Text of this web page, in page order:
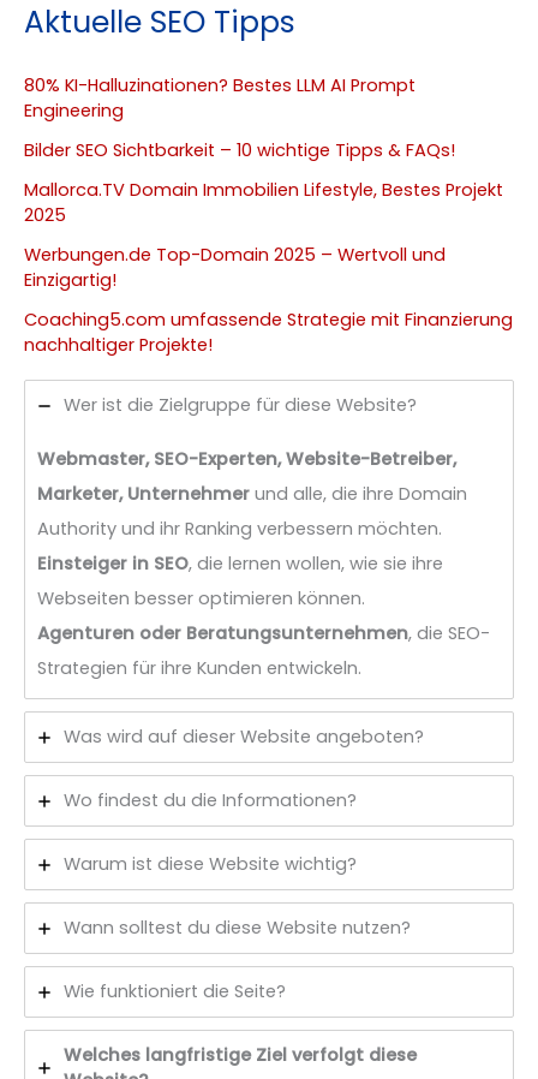
Aktuelle SEO Tipps
80% KI-Halluzinationen? Bestes LLM AI Prompt
Engineering
Bilder SEO Sichtbarkeit – 10 wichtige Tipps & FAQs!
Mallorca.TV Domain Immobilien Lifestyle, Bestes Projekt
2025
Werbungen.de Top-Domain 2025 – Wertvoll und
Einzigartig!
Coaching5.com umfassende Strategie mit Finanzierung
nachhaltiger Projekte!
Wer ist die Zielgruppe für diese Website?
Webmaster, SEO-Experten, Website-Betreiber,
Marketer, Unternehmer und alle, die ihre Domain
Authority und ihr Ranking verbessern möchten.
Einsteiger in SEO, die lernen wollen, wie sie ihre
Webseiten besser optimieren können.
Agenturen oder Beratungsunternehmen, die SEO-
Strategien für ihre Kunden entwickeln.
Was wird auf dieser Website angeboten?
Wo findest du die Informationen?
Warum ist diese Website wichtig?
Wann solltest du diese Website nutzen?
Wie funktioniert die Seite?
Welches langfristige Ziel verfolgt diese